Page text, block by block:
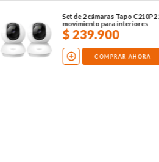
Set de 2 cámaras Tapo
movimiento para interiores
$239.900
COMPRAR AHORA